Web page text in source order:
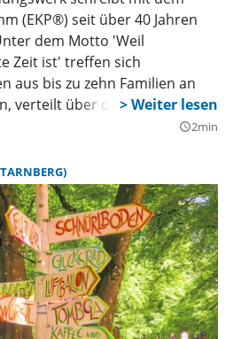
(EKP®) seit über 40 Jahren
dem Motto 'Weil
Zeit ist' treffen sich
aus bis zu zehn Familien an
verteilt über die Stadt und
Landkreis. Aktuell werden
ist groß. Wer sich für die
interessiert, schreibt eine E-
ekp@muenchner-bildungswerk.de
nähere Informationen.
query_builder2min